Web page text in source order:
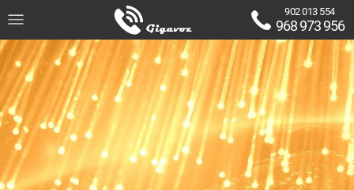
902 013 554
968 973 956